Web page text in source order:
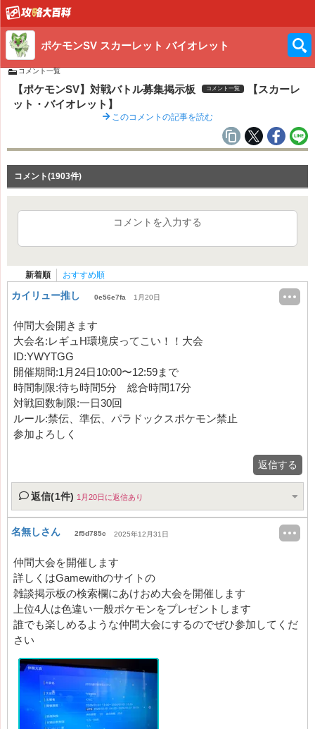
ポケモンSV スカーレット バイオレット
コメント一覧
【ポケモンSV】対戦バトル募集掲示板 コメント一覧
【スカーレ
ット・バイオレット】
このコメントの記事を読む
コメント(1903件)
コメントを入力する
新着順 おすすめ順
カイリュー推し 0e56e7fa 1月20日
仲間大会開きます
大会名:レギュH環境戻ってこい！！大会
ID:YWYTGG
開催期間:1月24日10:00〜12:59まで
時間制限:待ち時間5分 総合時間17分
対戦回数制限:一日30回
ルール:禁伝、準伝、パラドックスポケモン禁止
参加よろしく
返信する
返信(1件) 1月20日に返信あり
名無しさん 2f5d785c 2025年12月31日
仲間大会を開催します
詳しくはGamewithのサイトの
雑談掲示板の検索欄にあけおめ大会を開催します
上位4人は色違い一般ポケモンをプレゼントします
誰でも楽しめるような仲間大会にするのでぜひ参加してくだ
さい